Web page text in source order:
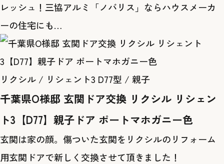
レッシュ！三協アルミ「ノバリス」ならハウスメーカ
ーの住宅にも…
リクシル / リシェント3 D77型 / 親子
千葉県O様邸 玄関ドア交換 リクシル リシェン
ト3【D77】親子ドア ポートマホガニー色
玄関は家の顔。傷ついた玄関をリクシルのリフォーム
用玄関ドアで新しく交換させて頂きました！